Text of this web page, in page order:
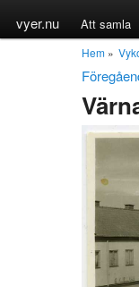
vyer.nu Att samla
Hem »